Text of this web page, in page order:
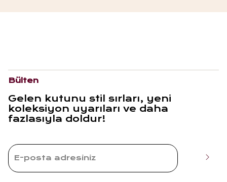
Bülten
Gelen kutunu stil sırları, yeni
koleksiyon uyarıları ve daha
fazlasıyla doldur!